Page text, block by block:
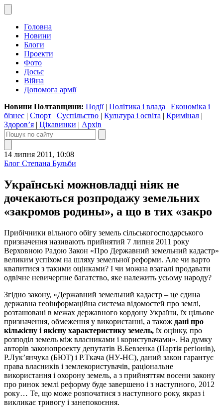
Головна
Новини
Блоги
Проекти
Фото
Досьє
Війна
Допомога армії
Новини Полтавщини: Події| Політика і влада | Економіка і
бізнес | Спорт | Суспільство | Культура і освіта | Кримінал |
Здоров’я | Цікавинки | Архів
14 липня 2011, 10:08
Блог Степана Бульби
Українські можновладці ніяк не
дочекаються розпродажу земельних
«закромов родины», а що в тих «закро
Прибічники вільного обігу земель сільськогосподарського
призначення називають прийнятий 7 липня 2011 року
Верховною Радою Закон «Про Державний земельний кадастр»
великим успіхом на шляху земельної реформи. Але чи варто
квапитися з такими оцінками? І чи можна взагалі продавати
одвічне невичерпне багатство, яке належить усьому народу?
Згідно закону, «Державний земельний кадастр – це єдина
державна геоінформаційна система відомостей про землі,
розташовані в межах державного кордону України, їх цільове
призначення, обмеження у використанні, а також дані про
кількісну і якісну характеристику земель, їх оцінку, про
розподіл земель між власниками і користувачами». На думку
авторів законопроекту депутатів В.Бевзенка (Партія регіонів),
Р.Лук’янчука (БЮТ) і Р.Ткача (НУ-НС), даний закон гарантує
права власників і землекористувачів, раціональне
використання і охорону земель, а з прийняттям восени закону
про ринок землі реформу буде завершено і з наступного, 2012
року… Те, що може розпочатися з наступного року, якраз і
викликає тривогу і занепокоєння.